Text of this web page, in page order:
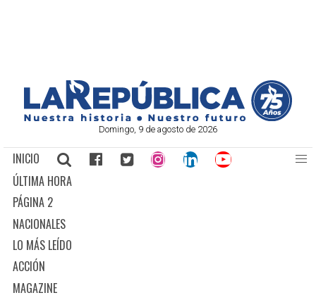
Domingo, 9 de agosto de 2026
INICIO
ÚLTIMA HORA
PÁGINA 2
NACIONALES
LO MÁS LEÍDO
ACCIÓN
MAGAZINE